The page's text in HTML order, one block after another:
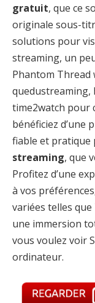
gratuit, que ce
originale sous-
solutions pour
streaming, un
Phantom Thread
quedustreaming,
time2watch pour
bénéficiez
fiable et pratique
streaming, que
Profitez d’une
à vos
variées telles
une immersion
vous voulez voir
ordinateur.